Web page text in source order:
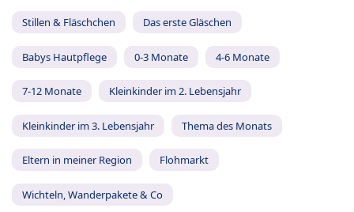
Stillen & Fläschchen Das erste Gläschen
Babys Hautpflege 0-3 Monate 4-6 Monate
7-12 Monate Kleinkinder im 2. Lebensjahr
Kleinkinder im 3. Lebensjahr Thema des Monats
Eltern in meiner Region Flohmarkt
Wichteln, Wanderpakete & Co